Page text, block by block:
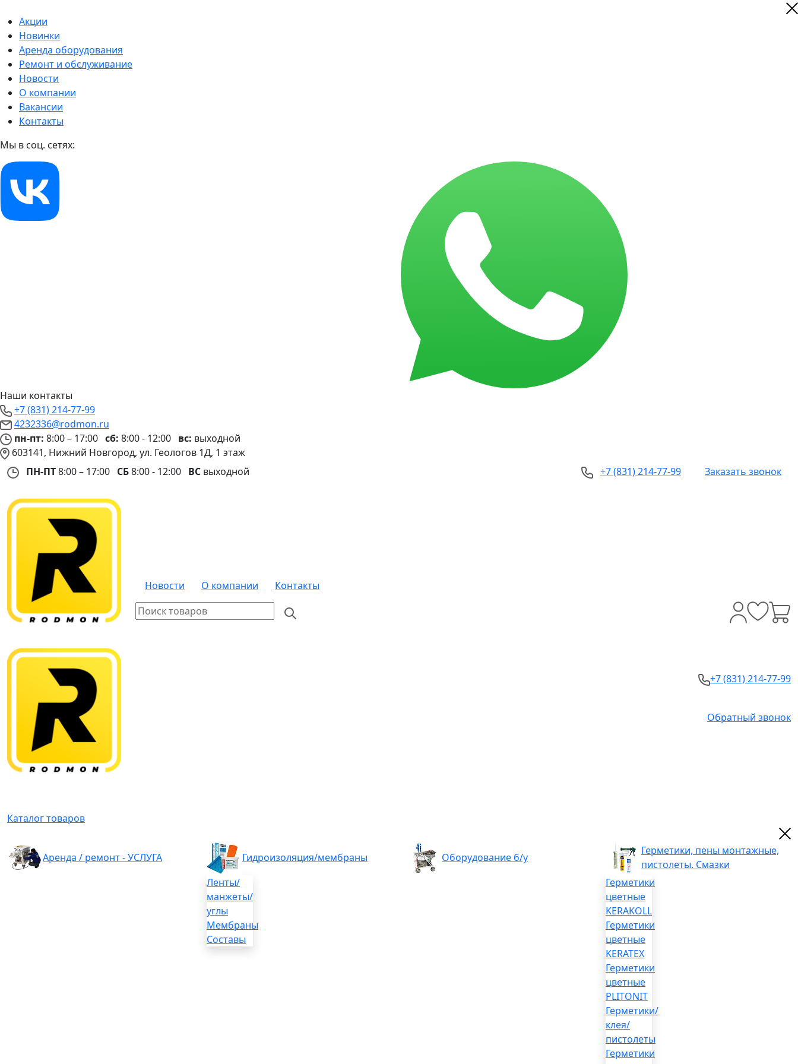
Акции
Новинки
Аренда оборудования
Ремонт и обслуживание
Новости
О компании
Вакансии
Контакты
Мы в соц. сетях:
Наши контакты
+7 (831) 214-77-99
4232336@rodmon.ru
пн-пт: 8:00 – 17:00 сб: 8:00 - 12:00 вс: выходной
603141, Нижний Новгород, ул. Геологов 1Д, 1 этаж
ПН-ПТ8:00 – 17:00 СБ8:00 - 12:00 ВС выходной +7 (831) 214-77-99 Заказать звонок
Новости О компании Контакты
+7 (831) 214-77-99
Обратный звонок
Каталог товаров
Аренда / ремонт - УСЛУГА
Гидроизоляция/мембраны
Ленты/
манжеты/
углы
Мембраны
Составы
Оборудование б/у
Герметики, пены монтажные,
пистолеты. Смазки
Герметики
цветные
KERAKOLL
Герметики
цветные
KERATEX
Герметики
цветные
PLITONIT
Герметики/
клея/
пистолеты
Герметики